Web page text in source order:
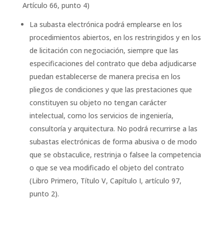
Artículo 66, punto 4)
La subasta electrónica podrá emplearse en los
procedimientos abiertos, en los restringidos y en los
de licitación con negociación, siempre que las
especificaciones del contrato que deba adjudicarse
puedan establecerse de manera precisa en los
pliegos de condiciones y que las prestaciones que
constituyen su objeto no tengan carácter
intelectual, como los servicios de ingeniería,
consultoría y arquitectura. No podrá recurrirse a las
subastas electrónicas de forma abusiva o de modo
que se obstaculice, restrinja o falsee la competencia
o que se vea modificado el objeto del contrato
(Libro Primero, Título V, Capítulo I, artículo 97,
punto 2).